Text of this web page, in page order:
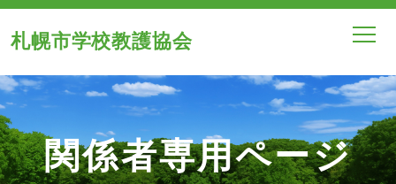
札幌市学校教護協会
関係者専用ページ